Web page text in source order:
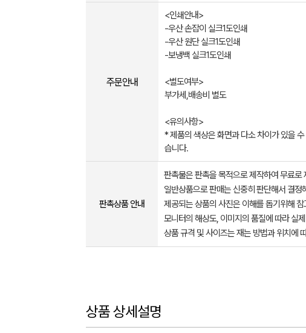
주문안내
<인쇄안내>
-우산 손잡이 실크1도인쇄
-우산 원단 실크1도인쇄
-보냉백 실크1도인쇄
<별도여부>
부가세,배송비 별도
<유의사항>
* 제품의 색상은 화면과 다소 차이가 있을 수
습니다.
판촉상품 안내
판촉물은 판촉을 목적으로 제작하여 무료로
일반상품으로 판매는 신중히 판단해서 결정
제공되는 상품의 사진은 이해를 돕기위해
모니터의 해상도, 이미지의 품질에 따라 실
상품 규격 및 사이즈는 재는 방법과 위치에
상품 상세설명